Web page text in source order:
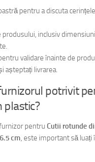
pentru a discuta cerințele
produsului, inclusiv
validare înainte de
așteptați livrarea.
potrivit
plastic?
pentru Cutii rotunde
cm, este important să luați